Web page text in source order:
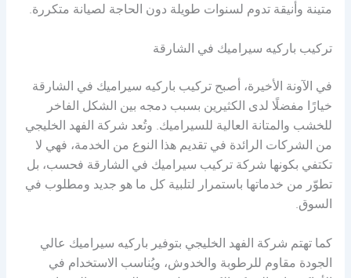
متينة وأنيقة تدوم لسنوات طويلة دون الحاجة لصيانة متكررة.
تركيب باركيه سيراميك في الشارقة
في الآونة الأخيرة، أصبح تركيب باركيه سيراميك في الشارقة
خيارًا مفضلًا لدى الكثيرين بسبب دمجه بين الشكل الفاخر
للخشب والمتانة العالية للسيراميك. وتُعد شركة الفهد الخليجي
من الشركات الرائدة في تقديم هذا النوع من الخدمة، فهي لا
تكتفي بكونها شركة تركيب سيراميك في الشارقة فحسب، بل
تطوّر من خدماتها باستمرار لتلبية كل ما هو جديد ومطلوب في
السوق.
كما تهتم شركة الفهد الخليجي بتوفير باركيه سيراميك عالي
الجودة مقاوم للرطوبة والخدوش، ويُناسب الاستخدام في